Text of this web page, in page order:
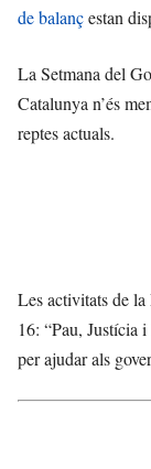
de balançestan
La Setmana del
Catalunya n’és
reptes actuals.
Les activitats de la
16: “Pau, Justícia
per ajudar als